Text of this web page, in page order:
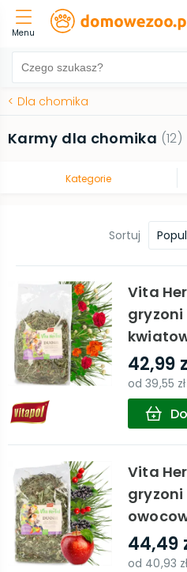
Menu
< Dla chomika
Karmy dla chomika (12)
Kategorie
Sortuj
Vita
gryzoni
42,99
od39,55 zł
Vita
gryzoni
44,49
od 40,93 zł